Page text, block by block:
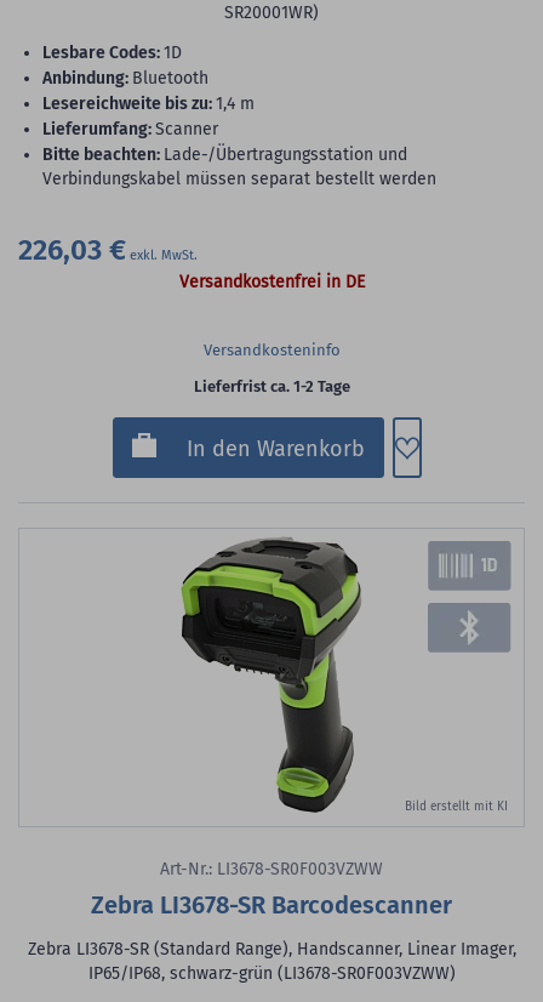
SR20001WR)
lesbare Codes:1D
Anbindung: Bluetooth
Lesereichweite bis zu:1,4 m
Lieferumfang:Scanner
Bitte beachten: Lade-/Übertragungsstation und
Verbindungskabel müssen separat bestellt werden
226,03 €
Versandkostenfrei in DE
Versandkosteninfo
Lieferfrist ca. 1-2 Tage
In den Warenkorb Zum
Bild erstellt mit KI
Art-Nr.: LI3678-SR0F003VZWW
Zebra LI3678-SR Barcodescanner
Zebra LI3678-SR (Standard Range), Handscanner, Linear Imager,
IP65/IP68, schwarz-grün (LI3678-SR0F003VZWW)